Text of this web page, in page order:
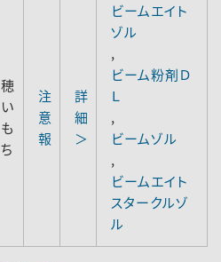
穂
い
も
ち
注
意
報
詳
細
＞
ビームエイト
ゾル
,
ビーム粉剤Ｄ
Ｌ
,
ビームゾル
,
ビームエイト
スタークルゾ
ル